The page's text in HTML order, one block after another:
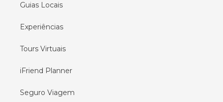
Guias Locais
Experiências
Tours Virtuais
iFriend Planner
Seguro Viagem